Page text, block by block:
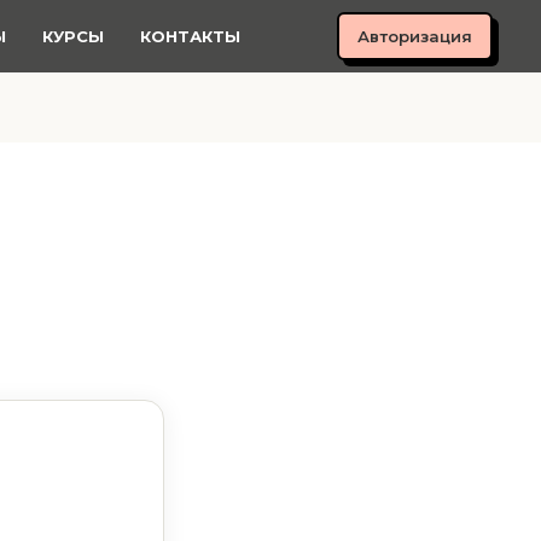
КУРСЫ КОНТАКТЫ Авторизация